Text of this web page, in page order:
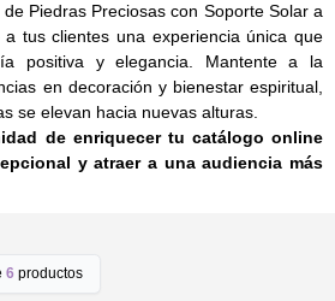
Piedras Preciosas con Soporte Solar a
tus clientes una experiencia única que
positiva y elegancia. Mantente a la
en decoración y bienestar espiritual,
se elevan hacia nuevas alturas.
de enriquecer tu catálogo online
y atraer a una audiencia más
6 productos